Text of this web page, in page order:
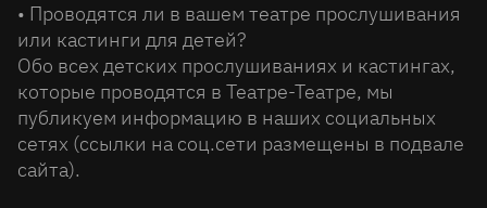
• Проводятся ли в вашем театре прослушивания
или кастинги для детей?
Обо всех детских прослушиваниях и кастингах,
которые проводятся в Театре-Театре, мы
публикуем информацию в наших социальных
сетях (ссылки на соц.сети размещены в подвале
сайта).